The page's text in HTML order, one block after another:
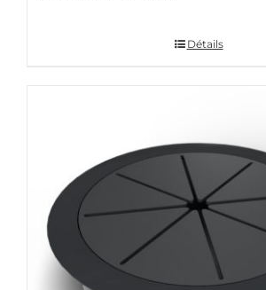
Détails